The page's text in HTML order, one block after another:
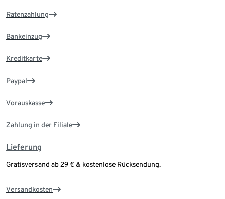
Ratenzahlung
Bankeinzug
Kreditkarte
Paypal
Vorauskasse
Zahlung in der Filiale
Lieferung
Gratisversand ab 29 € & kostenlose Rücksendung.
Versandkosten